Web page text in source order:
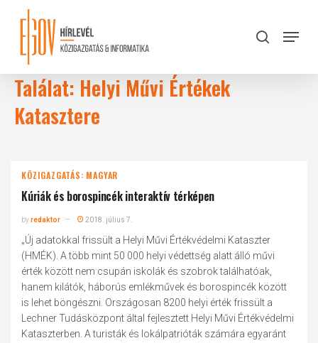
content
search
Menu
Találat: Helyi Művi Értékek
Katasztere
KÖZIGAZGATÁS: MAGYAR
Kúriák és borospincék interaktív térképen
byredaktor 2018. július 7.
„Új adatokkal frissült a Helyi Művi Értékvédelmi Kataszter
(HMÉK). A több mint 50 000 helyi védettség alatt álló művi
érték között nem csupán iskolák és szobrok találhatóak,
hanem kilátók, háborús emlékművek és borospincék között
is lehet böngészni. Országosan 8200 helyi érték frissült a
Lechner Tudásközpont által fejlesztett Helyi Művi Értékvédelmi
Kataszterben. A turisták és lokálpatrióták számára egyaránt
Close